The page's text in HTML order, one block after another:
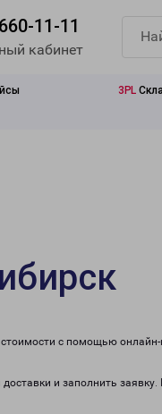
11-11
кабинет
3PL
с помощью онлайн-
и заполнить